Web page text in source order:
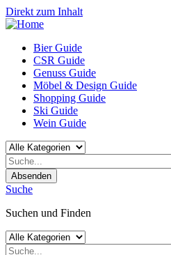
Direkt zum Inhalt
Bier Guide
CSR Guide
Genuss Guide
Möbel & Design Guide
Shopping Guide
Ski Guide
Wein Guide
Absenden
Suche
Suchen und Finden